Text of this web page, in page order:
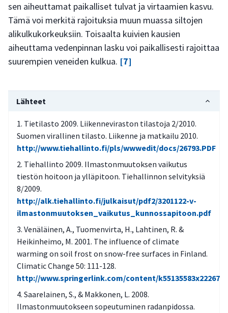
sen aiheuttamat paikalliset tulvat ja virtaamien kasvu.
Tämä voi merkitä rajoituksia muun muassa siltojen
alikulkukorkeuksiin. Toisaalta kuivien kausien
aiheuttama vedenpinnan lasku voi paikallisesti rajoittaa
suurempien veneiden kulkua. [7]
Lähteet
Tietilasto 2009. Liikenneviraston tilastoja 2/2010.
Suomen virallinen tilasto. Liikenne ja matkailu 2010.
http://www.tiehallinto.fi/pls/wwwedit/docs/26793.PDF
Tiehallinto 2009. Ilmastonmuutoksen vaikutus
tiestön hoitoon ja ylläpitoon. Tiehallinnon selvityksiä
8/2009.
http://alk.tiehallinto.fi/julkaisut/pdf2/3201122-v-
ilmastonmuutoksen_vaikutus_kunnossapitoon.pdf
Venäläinen, A., Tuomenvirta, H., Lahtinen, R. &
Heikinheimo, M. 2001. The influence of climate
warming on soil frost on snow-free surfaces in Finland.
Climatic Change 50: 111-128.
http://www.springerlink.com/content/
Saarelainen, S., & Makkonen, L. 2008.
Ilmastonmuutokseen sopeutuminen radanpidossa.